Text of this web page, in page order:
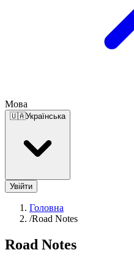
Мова
🇺🇦Українська
Увійти
Головна
/Road Notes
Road Notes